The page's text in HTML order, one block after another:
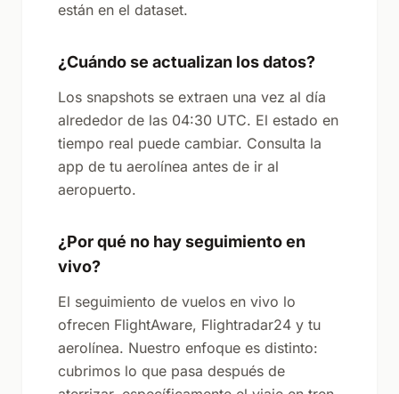
están en el dataset.
¿Cuándo se actualizan los datos?
Los snapshots se extraen una vez al día
alrededor de las 04:30 UTC. El estado en
tiempo real puede cambiar. Consulta la
app de tu aerolínea antes de ir al
aeropuerto.
¿Por qué no hay seguimiento en
vivo?
El seguimiento de vuelos en vivo lo
ofrecen FlightAware, Flightradar24 y tu
aerolínea. Nuestro enfoque es distinto:
cubrimos lo que pasa después de